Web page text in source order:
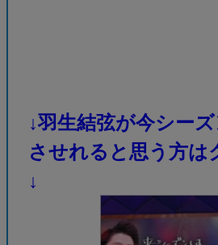
↓羽生結弦が今シー
させれると思う方は
↓